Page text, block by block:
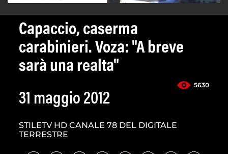
Capaccio, caserma
carabinieri. Voza: "A breve
sarà una realta"
5630
31 maggio 2012
STILETV HD CANALE 78 DEL DIGITALE
TERRESTRE